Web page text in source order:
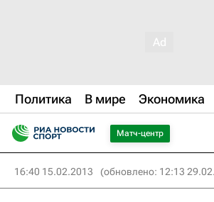
Политика В мире Экономика
Матч-центр
16:40 15.02.2013 (обновлено: 12:13